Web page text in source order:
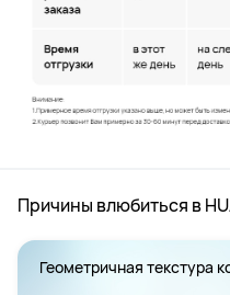
Причины влюбиться в
Геометричная текстура